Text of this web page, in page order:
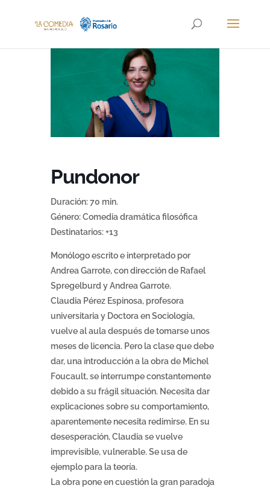
Pundonor
Duración: 70 min.
Género: Comedia dramática filosófica
Destinatarios: +13
Monólogo escrito e interpretado por
Andrea Garrote, con dirección de Rafael
Spregelburd y Andrea Garrote.
Claudia Pérez Espinosa, profesora
universitaria y Doctora en Sociología,
vuelve al aula después de tomarse unos
meses de licencia. Pero la clase que debe
dar, una introducción a la obra de Michel
Foucault, se interrumpe constantemente
debido a su frágil situación. Necesita dar
explicaciones sobre su comportamiento,
aparentemente necesita redimirse. En su
desesperación, Claudia se vuelve
imprevisible, vulnerable. Se usa de
ejemplo para la teoría.
La obra pone en cuestión la gran paradoja